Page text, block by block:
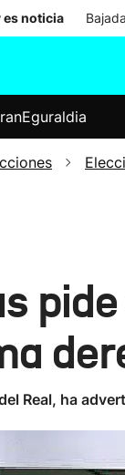
es noticia
Eguraldia
Real, ha